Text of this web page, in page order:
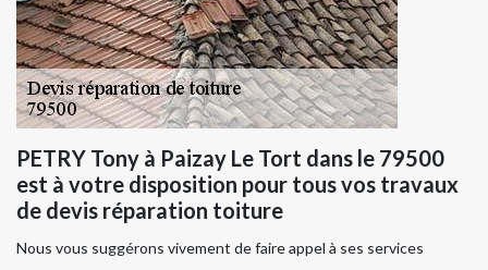
PETRY Tony à Paizay Le Tort dans le 79500
est à votre disposition pour tous vos travaux
de devis réparation toiture
Nous vous suggérons vivement de faire appel à ses services